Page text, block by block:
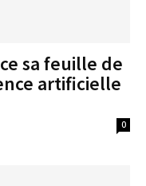
sa feuille de
artificielle
0